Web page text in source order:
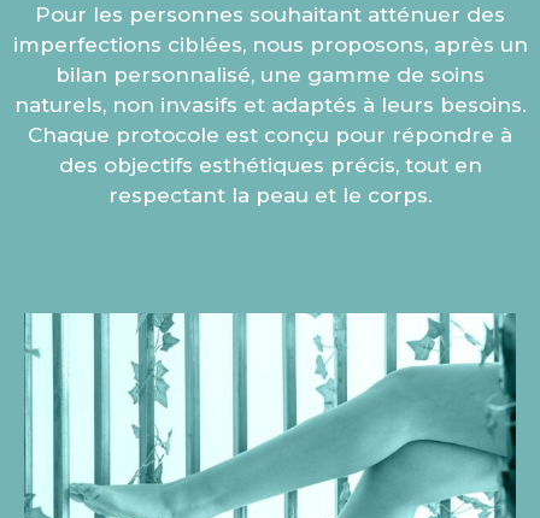
Pour les personnes souhaitant atténuer des
imperfections ciblées, nous proposons, après un
bilan personnalisé, une gamme de soins
naturels, non invasifs et adaptés à leurs besoins.
Chaque protocole est conçu pour répondre à
des objectifs esthétiques précis, tout en
respectant la peau et le corps.